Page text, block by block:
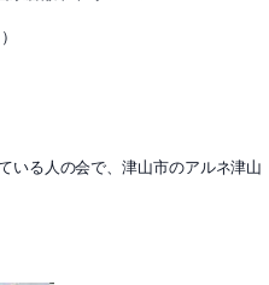
いる人の会で、津山市のアルネ津山